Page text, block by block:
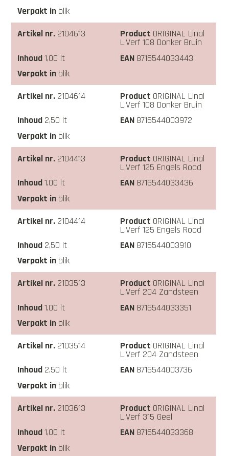
blik
2104613
ORIGINAL Linal
L.Verf 108 Donker Bruin
1,00 lt
8716544033443
blik
2104614
ORIGINAL Linal
L.Verf 108 Donker Bruin
2,50 lt
8716544003972
blik
2104413
ORIGINAL Linal
L.Verf 125 Engels Rood
1,00 lt
8716544033436
blik
2104414
ORIGINAL Linal
L.Verf 125 Engels Rood
2,50 lt
8716544003910
blik
2103513
ORIGINAL Linal
L.Verf 204 Zandsteen
1,00 lt
8716544033351
blik
2103514
ORIGINAL Linal
L.Verf 204 Zandsteen
2,50 lt
8716544003736
blik
2103613
ORIGINAL Linal
L.Verf 315 Geel
1,00 lt
8716544033368
blik